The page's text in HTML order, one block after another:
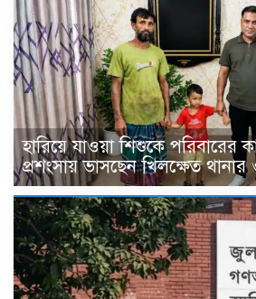
হারিয়ে যাওয়া শিশুকে পরিবারের
প্রশংসায় ভাসছেন খিলক্ষেত থানার